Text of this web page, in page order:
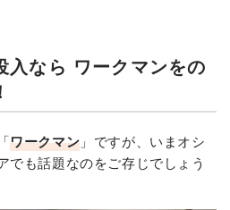
入なら ワークマンをの
ワークマン 」ですが、いまオシ
でも話題なのをご存じでしょう